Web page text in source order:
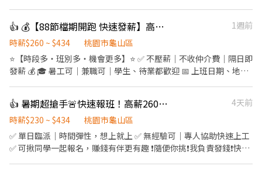
夜班20:00-05:30 加班06:00-08:00 ---------------------------------
--------- ▪️交通車: 桃園高鐵 民權西路捷運站 ▪️提供日領、週領 ▪️
無經驗可，工作內容簡易好上手 ▪️免費供餐、免無塵服 ▪️書審報名
快速上工、長期穩定 ▪️提供員工宿舍免押金免水電 -----------------
威先生 https://lin.ee/5eFUoLO
👍 💰【88節檔期開跑 快速發薪】高時薪＋龜山多班別⭐日領2000~3000
1週前
時薪$260 ~ $434
桃園市龜山區
⭐【時段多・班別多・機會更多】⭐ ✅ 不壓薪｜不收仲介費｜隔日即
發薪 💰 🎓 暑工可｜兼職可｜學生、待業都歡迎 📅 上班日期、地
職時段： 彈性工時，輕鬆安排生活與工作~ 早班｜08:00-17:00、
09:00－18:00➡️ NT$230 午班｜13:00－20:00、14:00－23:00➡️
NT$230 晚班｜17:30－22:30➡️ NT$260 夜班｜21:00－06:00、
23:00－08:00、00:00－08:00➡️ NT$260 📍桃園市龜山區頂湖二街
👍 暑期超搶手🚨快速報班！高薪260🔥日領現賺💸多時段任選！
4天前
時薪$230 ~ $434
桃園市龜山區
✅ 單日臨派｜時間彈性，想上就上 ✅ 無經驗可｜專人協助快速上工
✅ 可揪同學一起報名，賺錢有伴更有趣 ❗️隨便你挑❗️我負責發錢❗️快找